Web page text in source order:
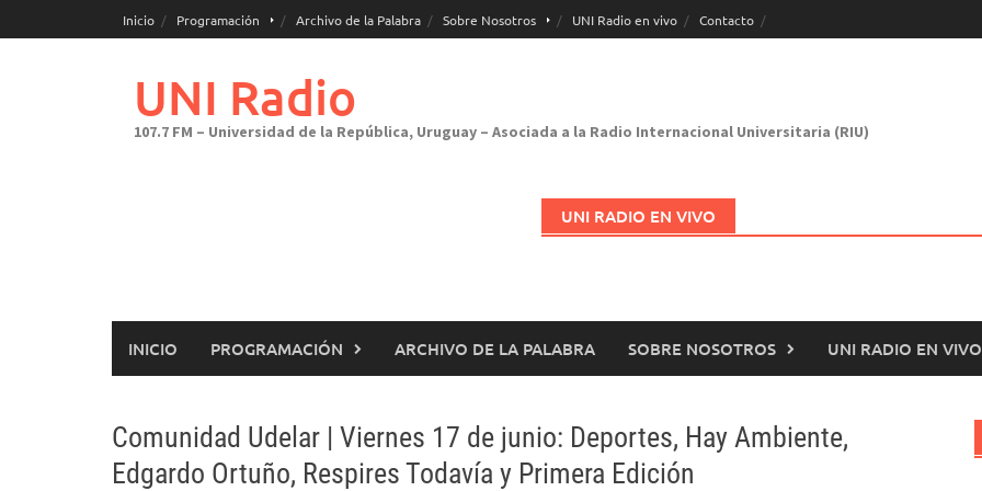
al
Inicio Programación Archivo de la Palabra Sobre Nosotros UNI Radio en vivo Contacto
UNI Radio
107.7 FM – Universidad de la República, Uruguay – Asociada a la Radio Internacional Universitaria (RIU)
UNI RADIO EN VIVO
INICIO PROGRAMACIÓN ARCHIVO DE LA PALABRA SOBRE NOSOTROS UNI RADIO EN VIVO
Comunidad Udelar | Viernes 17 de junio: Deportes, Hay Ambiente,
Edgardo Ortuño, Respires Todavía y Primera Edición